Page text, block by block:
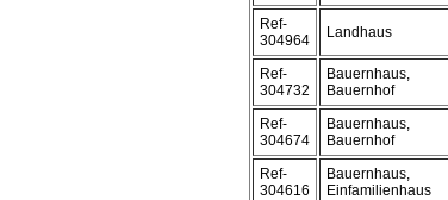
Ref-
304964
Landhaus
Ref-
304732
Bauernhaus,
Bauernhof
Ref-
304674
Bauernhaus,
Bauernhof
Ref-
304616
Bauernhaus,
Einfamilienhaus